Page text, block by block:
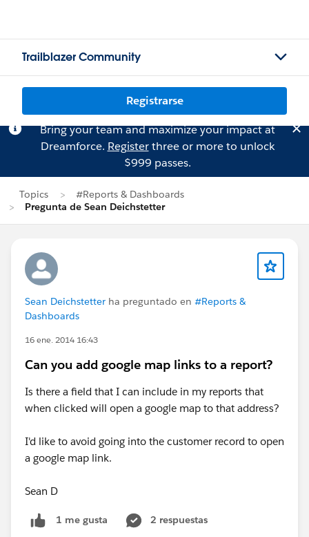
Trailblazer Community
Registrarse
Bring your team and maximize your impact at
Dreamforce. Registerthree or more to unlock
$999 passes.
Topics
#Reports & Dashboards
Pregunta de Sean Deichstetter
Sean Deichstetter ha preguntado en #Reports &
Dashboards
16 ene. 2014 16:43
Can you add google map links to a report?
Is there a field that I can include in my reports that
when clicked will open a google map to that address?
I'd like to avoid going into the customer record to open
a google map link.
Sean D
1 me gusta
2 respuestas